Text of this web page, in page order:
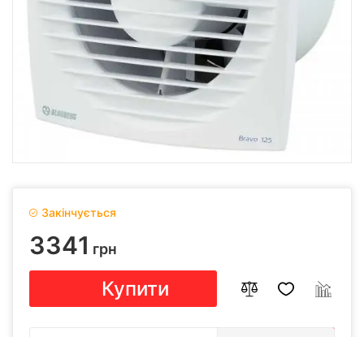
Закінчується
3341 грн
Купити